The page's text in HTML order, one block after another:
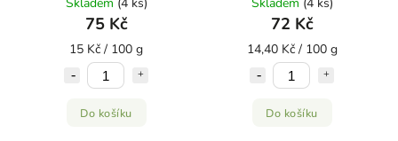
75 Kč
15 Kč / 100 g
Do košíku
72 Kč
14,40 Kč / 100 g
Do košíku